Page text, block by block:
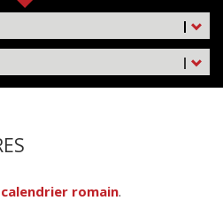
|
|
calendrier romain.